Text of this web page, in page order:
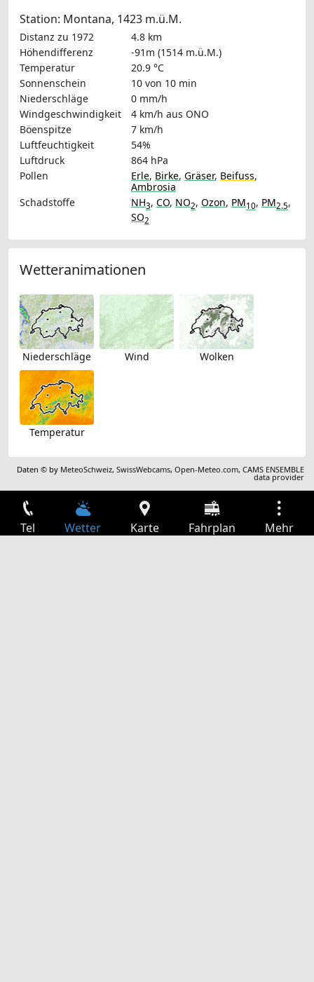
Station: Montana, 1423 m.ü.M.
Distanz zu 1972
4.8 km
Höhendifferenz
-91m (1514 m.ü.M.)
Temperatur
20.9 °C
Sonnenschein
10 von 10 min
Niederschläge
0 mm/h
Windgeschwindigkeit
4 km/h aus ONO
Böenspitze
7 km/h
Luftfeuchtigkeit
54%
Luftdruck
864 hPa
Pollen
Erle, Birke, Gräser, Beifuss,
Ambrosia
Schadstoffe
NH3, CO, NO2, Ozon, PM10, PM2.5,
SO2
Wetteranimationen
Niederschläge Wind Wolken
Temperatur
Daten © by MeteoSchweiz,SwissWebcams,Open-Meteo.com,CAMS ENSEMBLE
data provider
Tel Wetter Karte Fahrplan Mehr